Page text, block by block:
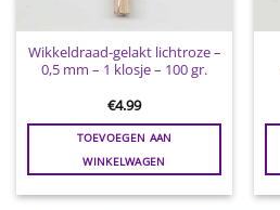
Wikkeldraad-gelakt lichtroze –
0,5 mm – 1 klosje – 100 gr.
€4.99
TOEVOEGEN AAN
WINKELWAGEN